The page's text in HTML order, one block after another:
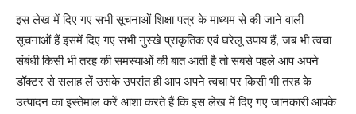
इस लेख में दिए गए सभी सूचनाओं शिक्षा पत्र के माध्यम से की जाने वाली
सूचनाओं हैं इसमें दिए गए सभी नुस्खे प्राकृतिक एवं घरेलू उपाय हैं, जब भी त्वचा
संबंधी किसी भी तरह की समस्याओं की बात आती है तो सबसे पहले आप अपने
डॉक्टर से सलाह लें उसके उपरांत ही आप अपने त्वचा पर किसी भी तरह के
उत्पादन का इस्तेमाल करें आशा करते हैं कि इस लेख में दिए गए जानकारी आपके